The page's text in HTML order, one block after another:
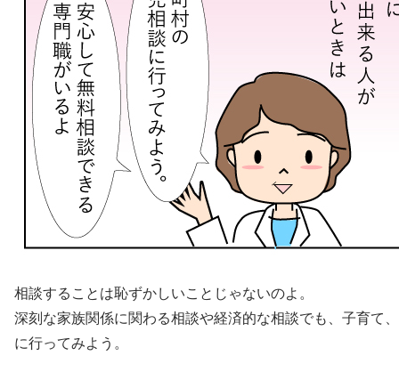
相談することは恥ずかしいことじゃないのよ。
深刻な家族関係に関わる相談や経済的な相談でも、子育て
に行ってみよう。